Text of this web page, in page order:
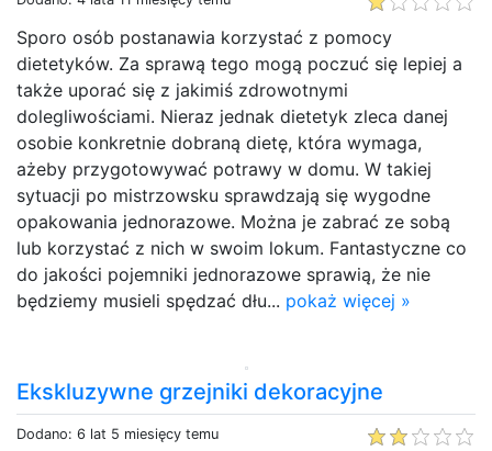
Sporo osób postanawia korzystać z pomocy
dietetyków. Za sprawą tego mogą poczuć się lepiej a
także uporać się z jakimiś zdrowotnymi
dolegliwościami. Nieraz jednak dietetyk zleca danej
osobie konkretnie dobraną dietę, która wymaga,
ażeby przygotowywać potrawy w domu. W takiej
sytuacji po mistrzowsku sprawdzają się wygodne
opakowania jednorazowe. Można je zabrać ze sobą
lub korzystać z nich w swoim lokum. Fantastyczne co
do jakości pojemniki jednorazowe sprawią, że nie
będziemy musieli spędzać dłu... pokaż więcej »
Ekskluzywne grzejniki dekoracyjne
Dodano: 6 lat 5 miesięcy temu